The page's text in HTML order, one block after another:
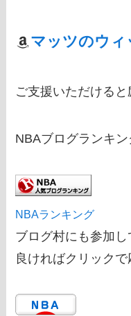
マッツのウィ
ご支援いただけると
NBAブログランキン
NBAランキング
ブログ村にも参加し
良ければクリックで